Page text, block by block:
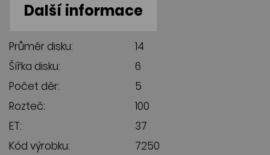
Další informace
Průměr disku:
14
Šířka disku:
6
Počet děr:
5
Rozteč:
100
ET:
37
Kód výrobku:
7250